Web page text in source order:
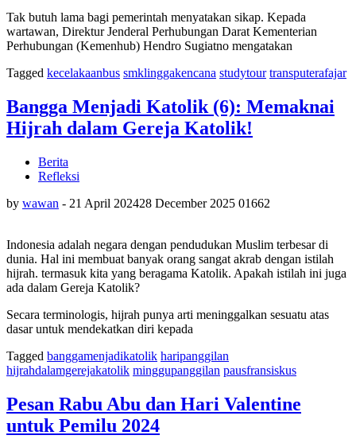
Tak butuh lama bagi pemerintah menyatakan sikap. Kepada
wartawan, Direktur Jenderal Perhubungan Darat Kementerian
Perhubungan (Kemenhub) Hendro Sugiatno mengatakan
Tagged kecelakaanbus smklinggakencana studytour transputerafajar
Bangga Menjadi Katolik (6): Memaknai
Hijrah dalam Gereja Katolik!
Berita
Refleksi
by wawan - 21 April 202428 December 2025 01662
Indonesia adalah negara dengan pendudukan Muslim terbesar di
dunia. Hal ini membuat banyak orang sangat akrab dengan istilah
hijrah. termasuk kita yang beragama Katolik. Apakah istilah ini juga
ada dalam Gereja Katolik?
Secara terminologis, hijrah punya arti meninggalkan sesuatu atas
dasar untuk mendekatkan diri kepada
Tagged banggamenjadikatolik haripanggilan
hijrahdalamgerejakatolik minggupanggilan pausfransiskus
Pesan Rabu Abu dan Hari Valentine
untuk Pemilu 2024